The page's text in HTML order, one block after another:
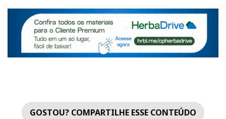
GOSTOU? COMPARTILHE ESSE CONTEÚDO